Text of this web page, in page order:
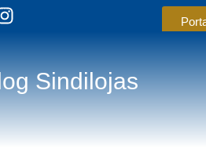
Sindilojas